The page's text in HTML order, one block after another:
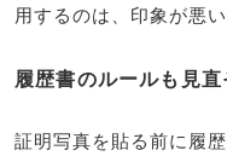
用するのは、印象が悪
履歴書のルールも見直
証明写真を貼る前に履